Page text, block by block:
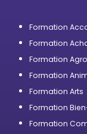
Formation
Formation
Formation
Formation
Formation Arts
Formation
Formation